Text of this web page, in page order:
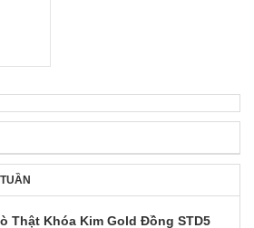
Thật Khóa Kim Gold Đồng STD5